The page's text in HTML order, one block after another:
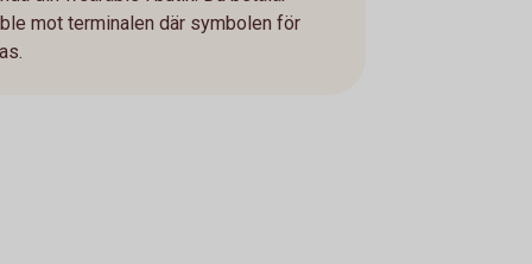
mot terminalen där symbolen för